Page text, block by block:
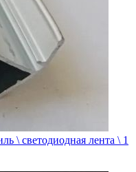
\ светодиодная лента \ 1